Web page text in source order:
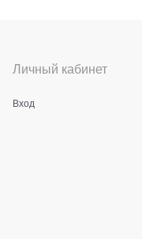
Личный кабинет
Вход